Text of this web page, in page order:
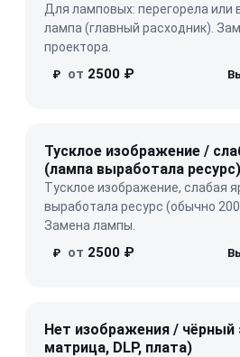
Для ламповых: перегорела или
лампа (главный расходник).
проектора.
₽ от 2500 ₽
Тусклое изображение /
(лампа выработала ресурс)
Тусклое изображение, слабая
выработала ресурс (обычно
Замена лампы.
₽ от 2500 ₽
Нет изображения / чёрный
матрица, DLP, плата)